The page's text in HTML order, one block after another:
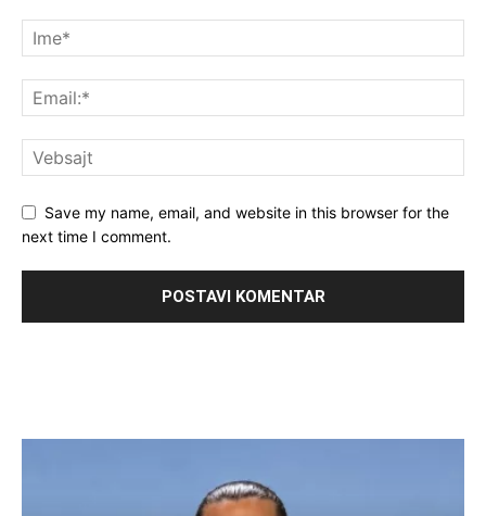
Save my name, email, and website in this browser for the
next time I comment.